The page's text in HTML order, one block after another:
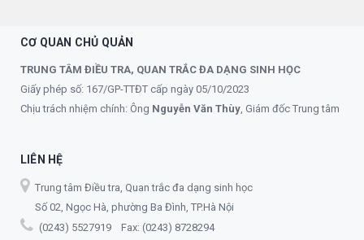
CƠ QUAN CHỦ QUẢN
TRUNG TÂM ĐIỀU TRA, QUAN TRẮC ĐA DẠNG SINH HỌC
Giấy phép số: 167/GP-TTĐT cấp ngày 05/10/2023
Chịu trách nhiệm chính: Ông Nguyễn Văn Thùy, Giám đốc Trung tâm
LIÊN HỆ
Trung tâm Điều tra, Quan trắc đa dạng sinh học
Số 02, Ngọc Hà, phường Ba Đình, TP.Hà Nội
(0243) 5527919 Fax: (0243) 8728294